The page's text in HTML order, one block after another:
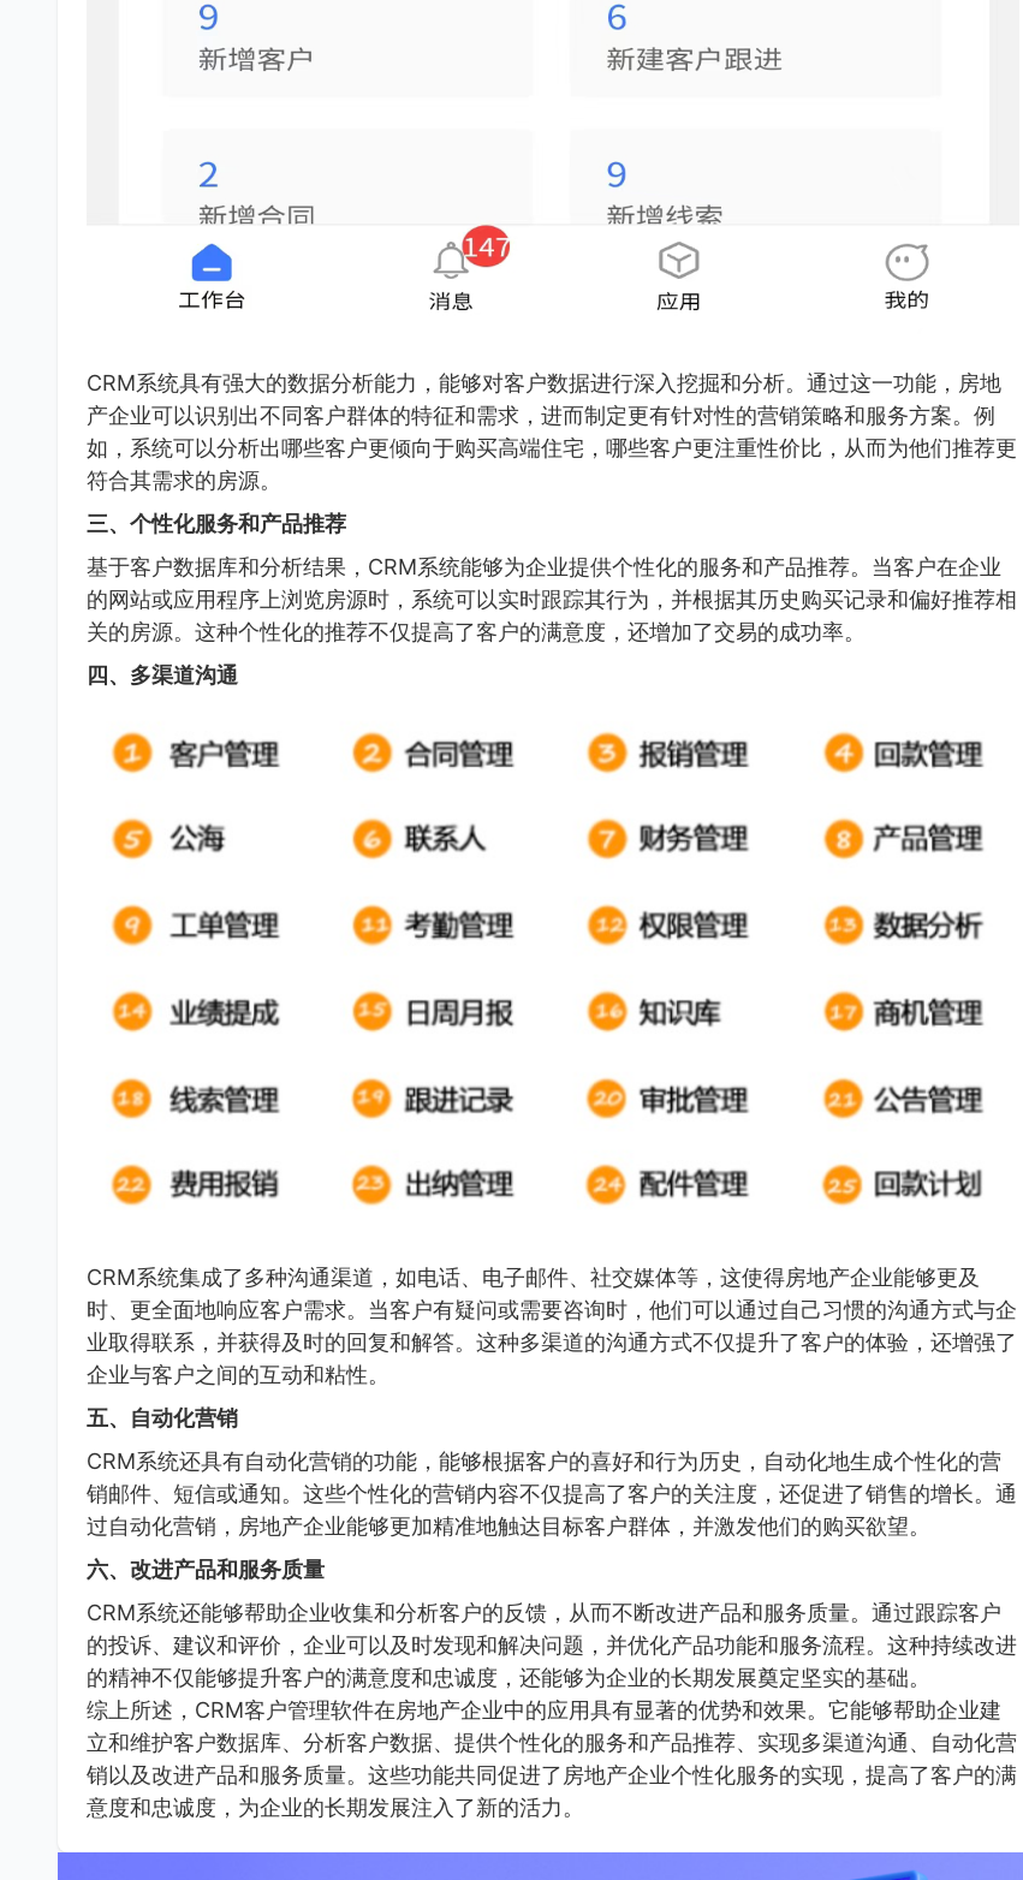
CRM系统具有强大的数据分析能力，能够对客户数据进行深入挖掘和分析。通过这一功能，房地
产企业可以识别出不同客户群体的特征和需求，进而制定更有针对性的营销策略和服务方案。例
如，系统可以分析出哪些客户更倾向于购买高端住宅，哪些客户更注重性价比，从而为他们推荐更
符合其需求的房源。
三、个性化服务和产品推荐
基于客户数据库和分析结果，CRM系统能够为企业提供个性化的服务和产品推荐。当客户在企业
的网站或应用程序上浏览房源时，系统可以实时跟踪其行为，并根据其历史购买记录和偏好推荐相
关的房源。这种个性化的推荐不仅提高了客户的满意度，还增加了交易的成功率。
四、多渠道沟通
CRM系统集成了多种沟通渠道，如电话、电子邮件、社交媒体等，这使得房地产企业能够更及
时、更全面地响应客户需求。当客户有疑问或需要咨询时，他们可以通过自己习惯的沟通方式与企
业取得联系，并获得及时的回复和解答。这种多渠道的沟通方式不仅提升了客户的体验，还增强了
企业与客户之间的互动和粘性。
五、自动化营销
CRM系统还具有自动化营销的功能，能够根据客户的喜好和行为历史，自动化地生成个性化的营
销邮件、短信或通知。这些个性化的营销内容不仅提高了客户的关注度，还促进了销售的增长。通
过自动化营销，房地产企业能够更加精准地触达目标客户群体，并激发他们的购买欲望。
六、改进产品和服务质量
CRM系统还能够帮助企业收集和分析客户的反馈，从而不断改进产品和服务质量。通过跟踪客户
的投诉、建议和评价，企业可以及时发现和解决问题，并优化产品功能和服务流程。这种持续改进
的精神不仅能够提升客户的满意度和忠诚度，还能够为企业的长期发展奠定坚实的基础。
综上所述，CRM客户管理软件在房地产企业中的应用具有显著的优势和效果。它能够帮助企业建
立和维护客户数据库、分析客户数据、提供个性化的服务和产品推荐、实现多渠道沟通、自动化营
销以及改进产品和服务质量。这些功能共同促进了房地产企业个性化服务的实现，提高了客户的满
意度和忠诚度，为企业的长期发展注入了新的活力。